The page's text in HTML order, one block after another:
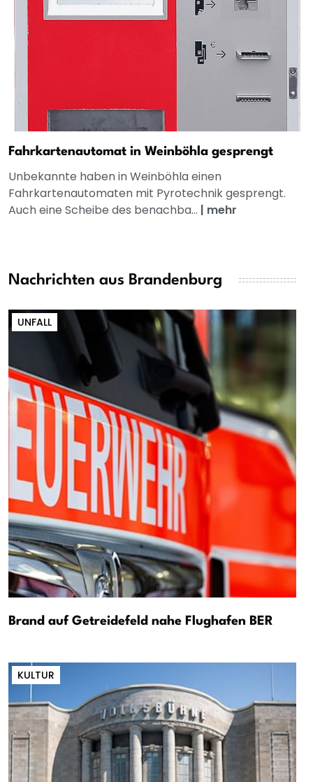
Fahrkartenautomat in Weinböhla gesprengt
Unbekannte haben in Weinböhla einen
Fahrkartenautomaten mit Pyrotechnik gesprengt.
Auch eine Scheibe des benachba... | mehr
Nachrichten aus Brandenburg
UNFALL
Brand auf Getreidefeld nahe Flughafen BER
KULTUR